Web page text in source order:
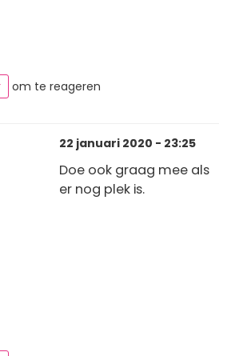
om te reageren
22 januari 2020 - 23:25
Doe ook graag mee als
er nog plek is.